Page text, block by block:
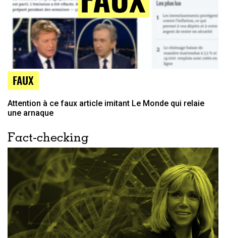
FAUX
Attention à ce faux article imitant Le Monde qui relaie
une arnaque
Fact-checking